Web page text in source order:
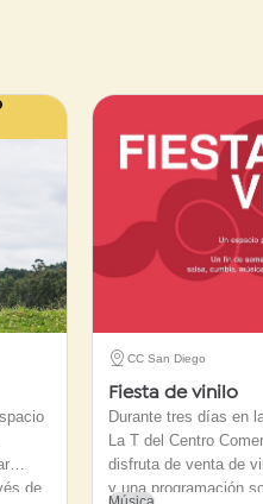
de
CC San Diego
Fiesta de vinilo
Durante tres días en
La T del Centro
disfruta de venta de
y una programación